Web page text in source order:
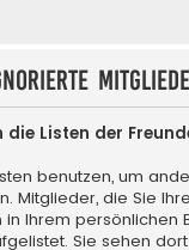
die Listen der
benutzen, um
Mitglieder, die Sie
in Ihrem persönlichen
Sie sehen